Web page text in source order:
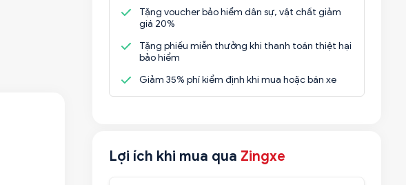
Tặng voucher bảo hiểm dân sự, vật chất giảm
giá 20%
Tặng phiếu miễn thưởng khi thanh toán thiệt hại
bảo hiểm
Giảm 35% phí kiểm định khi mua hoặc bán xe
Lợi ích khi mua qua Zingxe